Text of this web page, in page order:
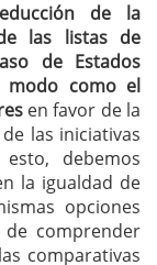
de la
las listas de
de Estados
modo como el
en favor de la
las iniciativas
debemos
la igualdad de
opciones
comprender
comparativas